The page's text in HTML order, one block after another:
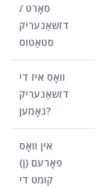
סאָרט /
דזשאַנעריק
סטאַטוס
וואָס איז די
דזשאַנעריק
נאָמען?
אין וואָס
פאָרעם (ן)
קומט די